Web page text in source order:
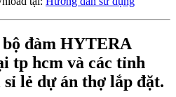
đàm HYTERA
tp hcm và các tỉnh
lẻ dự án thợ lắp đặt.